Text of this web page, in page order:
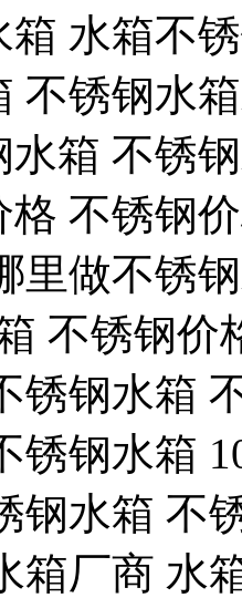
水箱不
不锈钢水
箱 不锈
不锈钢
里做不锈
不锈钢价
锈钢水箱
锈钢水箱
钢水箱 不
箱厂商 水